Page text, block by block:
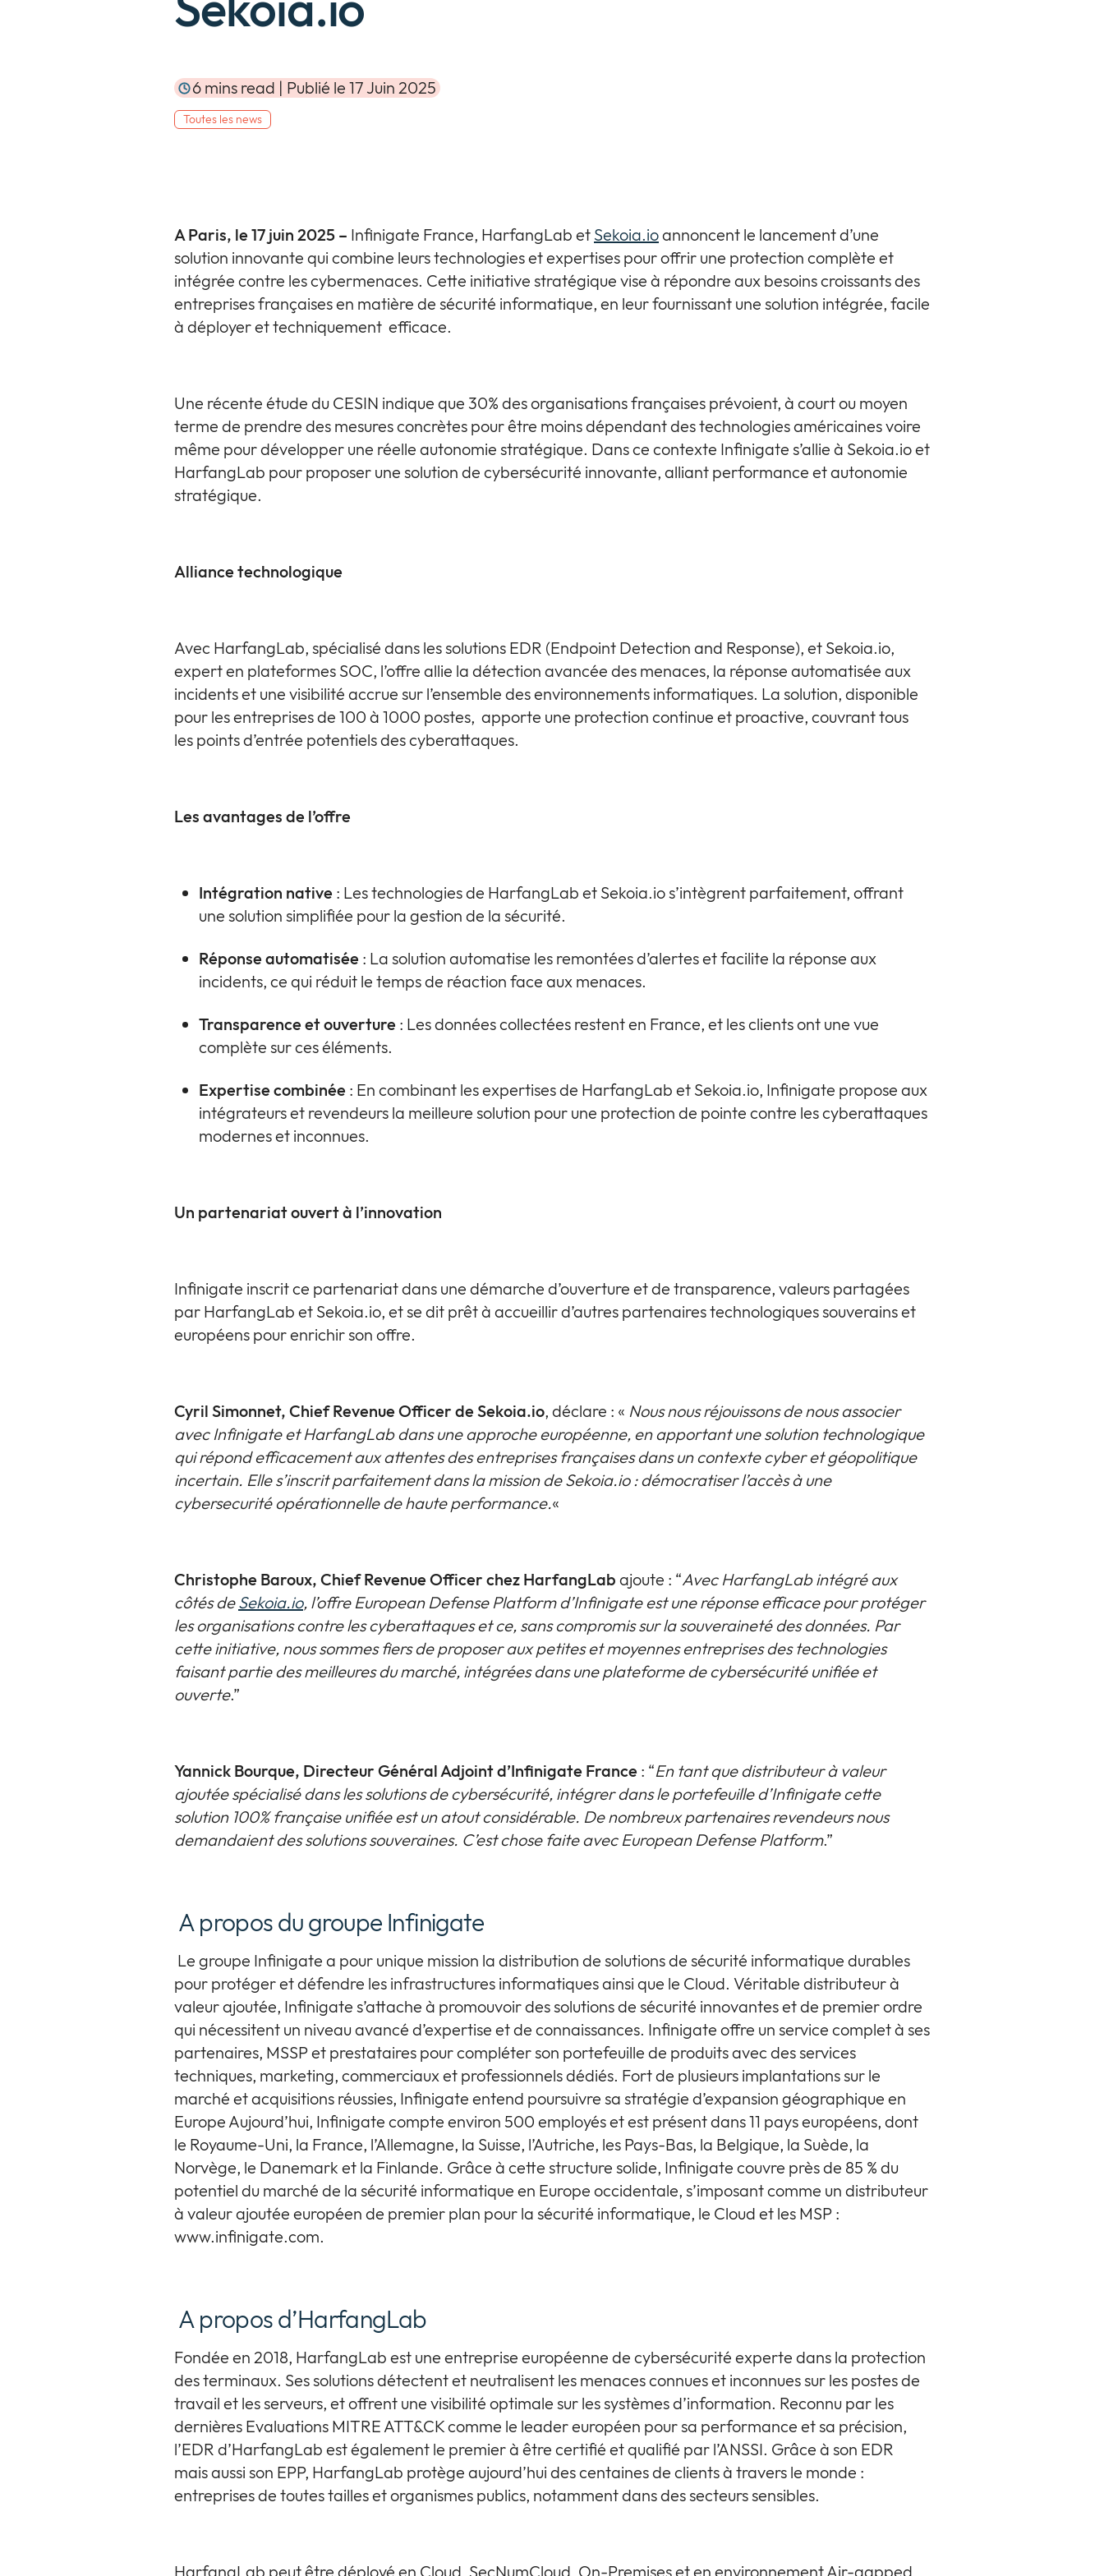
6 mins read | Publié le 17 Juin 2025
Toutes les news
A Paris, le 17 juin 2025 – Infinigate France, HarfangLab et Sekoia.ioannoncent le lancement d’une
solution innovante qui combine leurs technologies et expertises pour offrir une protection complète et
intégrée contre les cybermenaces. Cette initiative stratégique vise à répondre aux besoins croissants des
entreprises françaises en matière de sécurité informatique, en leur fournissant une solution intégrée, facile
à déployer et techniquement efficace.
Une récente étude du CESIN indique que 30% des organisations françaises prévoient, à court ou moyen
terme de prendre des mesures concrètes pour être moins dépendant des technologies américaines voire
même pour développer une réelle autonomie stratégique. Dans ce contexte Infinigate s’allie à Sekoia.io et
HarfangLab pour proposer une solution de cybersécurité innovante, alliant performance et autonomie
stratégique.
Alliance technologique
Avec HarfangLab, spécialisé dans les solutions EDR (Endpoint Detection and Response), et Sekoia.io,
expert en plateformes SOC, l’offre allie la détection avancée des menaces, la réponse automatisée aux
incidents et une visibilité accrue sur l’ensemble des environnements informatiques. La solution, disponible
pour les entreprises de 100 à 1000 postes, apporte une protection continue et proactive, couvrant tous
les points d’entrée potentiels des cyberattaques.
Les avantages de l’offre
Intégration native : Les technologies de HarfangLab et Sekoia.io s’intègrent parfaitement, offrant
une solution simplifiée pour la gestion de la sécurité.
Réponse automatisée : La solution automatise les remontées d’alertes et facilite la réponse aux
incidents, ce qui réduit le temps de réaction face aux menaces.
Transparence et ouverture : Les données collectées restent en France, et les clients ont une vue
complète sur ces éléments.
Expertise combinée : En combinant les expertises de HarfangLab et Sekoia.io, Infinigate propose aux
intégrateurs et revendeurs la meilleure solution pour une protection de pointe contre les cyberattaques
modernes et inconnues.
Un partenariat ouvert à l’innovation
Infinigate inscrit ce partenariat dans une démarche d’ouverture et de transparence, valeurs partagées
par HarfangLab et Sekoia.io, et se dit prêt à accueillir d’autres partenaires technologiques souverains et
européens pour enrichir son offre.
Cyril Simonnet, Chief Revenue Officer de Sekoia.io, déclare : « Nous nous réjouissons de nous associer
avec Infinigate et HarfangLab dans une approche européenne, en apportant une solution technologique
qui répond efficacement aux attentes des entreprises françaises dans un contexte cyber et géopolitique
incertain. Elle s’inscrit parfaitement dans la mission de Sekoia.io : démocratiser l’accès à une
cybersecurité opérationnelle de haute performance.«
Christophe Baroux, Chief Revenue Officer chez HarfangLab ajoute : “Avec HarfangLab intégré aux
côtés deSekoia.io, l’offre European Defense Platform d’Infinigate est une réponse efficace pour protéger
les organisations contre les cyberattaques et ce, sans compromis sur la souveraineté des données. Par
cette initiative, nous sommes fiers de proposer aux petites et moyennes entreprises des technologies
faisant partie des meilleures du marché, intégrées dans une plateforme de cybersécurité unifiée et
ouverte.”
Yannick Bourque, Directeur Général Adjoint d’Infinigate France : “En tant que distributeur à valeur
ajoutée spécialisé dans les solutions de cybersécurité, intégrer dans le portefeuille d’Infinigate cette
solution 100% française unifiée est un atout considérable. De nombreux partenaires revendeurs nous
demandaient des solutions souveraines. C’est chose faite avec European Defense Platform.”
A propos du groupe Infinigate
Le groupe Infinigate a pour unique mission la distribution de solutions de sécurité informatique durables
pour protéger et défendre les infrastructures informatiques ainsi que le Cloud. Véritable distributeur à
valeur ajoutée, Infinigate s’attache à promouvoir des solutions de sécurité innovantes et de premier ordre
qui nécessitent un niveau avancé d’expertise et de connaissances. Infinigate offre un service complet à ses
partenaires, MSSP et prestataires pour compléter son portefeuille de produits avec des services
techniques, marketing, commerciaux et professionnels dédiés. Fort de plusieurs implantations sur le
marché et acquisitions réussies, Infinigate entend poursuivre sa stratégie d’expansion géographique en
Europe Aujourd’hui, Infinigate compte environ 500 employés et est présent dans 11 pays européens, dont
le Royaume-Uni, la France, l’Allemagne, la Suisse, l’Autriche, les Pays-Bas, la Belgique, la Suède, la
Norvège, le Danemark et la Finlande. Grâce à cette structure solide, Infinigate couvre près de 85 % du
potentiel du marché de la sécurité informatique en Europe occidentale, s’imposant comme un distributeur
à valeur ajoutée européen de premier plan pour la sécurité informatique, le Cloud et les MSP :
www.infinigate.com.
A propos d’HarfangLab
Fondée en 2018, HarfangLab est une entreprise européenne de cybersécurité experte dans la protection
des terminaux. Ses solutions détectent et neutralisent les menaces connues et inconnues sur les postes de
travail et les serveurs, et offrent une visibilité optimale sur les systèmes d’information. Reconnu par les
dernières Evaluations MITRE ATT&CK comme le leader européen pour sa performance et sa précision,
l’EDR d’HarfangLab est également le premier à être certifié et qualifié par l’ANSSI. Grâce à son EDR
mais aussi son EPP, HarfangLab protège aujourd’hui des centaines de clients à travers le monde :
entreprises de toutes tailles et organismes publics, notamment dans des secteurs sensibles.
HarfangLab peut être déployé en Cloud, SecNumCloud, On-Premises et en environnement Air-gapped